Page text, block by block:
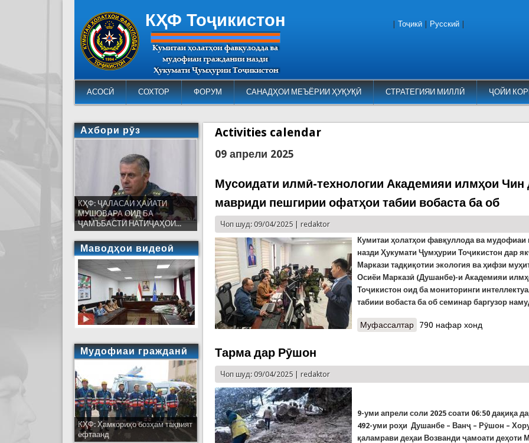
КҲФ Тоҷикистон
АСОСӢ СОХТОР ФОРУМ САНАДҲОИ МЕЪЁРИИ ҲУҚУҚӢ СТРАТЕГИЯИ МИЛЛӢ ҶОЙИ
Тоҷикӣ Русский
Activities calendar
09 апрели 2025
Мусоидати илмӣ-технологии Академияи илмҳои Чин
мавриди пешгирии офатҳои табии вобаста ба об
Чоп шуд: 09/04/2025 |redaktor
Кумитаи ҳолатҳои фавқуллода ва мудофиаи
назди Ҳукумати Ҷумҳурии Тоҷикистон дар
Маркази тадқиқотии экология ва ҳифзи
Осиёи Марказӣ (Душанбе)-и Академияи
Тоҷикистон оид ба мониторинги
табиии вобаста ба об семинар баргузор
Муфассалтар о Мусоидати илмӣ-
790 нафар хонд
Тарма дар Рӯшон
Чоп шуд: 09/04/2025 |redaktor
9-уми апрели соли 2025 соати 06:50 дақиқа
492-уми роҳи Душанбе – Ванҷ – Рӯшон –
қаламрави деҳаи Возванди ҷамоати деҳоти
Ахбори рӯз
КҲФ: ҶАЛАСАИ ҲАЙАТИ
МУШОВАРА ОИД БА
ҶАМЪБАСТИ НАТИҶАҲОИ...
Маводҳои видеоӣ
Мудофиаи гражданӣ
КҲФ: Ҳамкориҳо бозҳам тақвият
ёфтаанд